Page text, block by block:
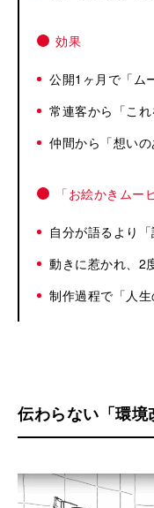
効果
公開1ヶ月で「ム
常連客から「こ
仲間から「想い
「お絵かきムー
自分が語るより
動きに惹かれ、2
制作過程で「人
伝わらない「環境